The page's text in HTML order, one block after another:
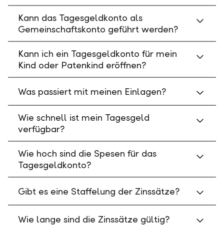
Kann das Tagesgeldkonto als
Gemeinschaftskonto geführt werden?
Kann ich ein Tagesgeldkonto für mein
Kind oder Patenkind eröffnen?
Was passiert mit meinen Einlagen?
Wie schnell ist mein Tagesgeld
verfügbar?
Wie hoch sind die Spesen für das
Tagesgeldkonto?
Gibt es eine Staffelung der Zinssätze?
Wie lange sind die Zinssätze gültig?